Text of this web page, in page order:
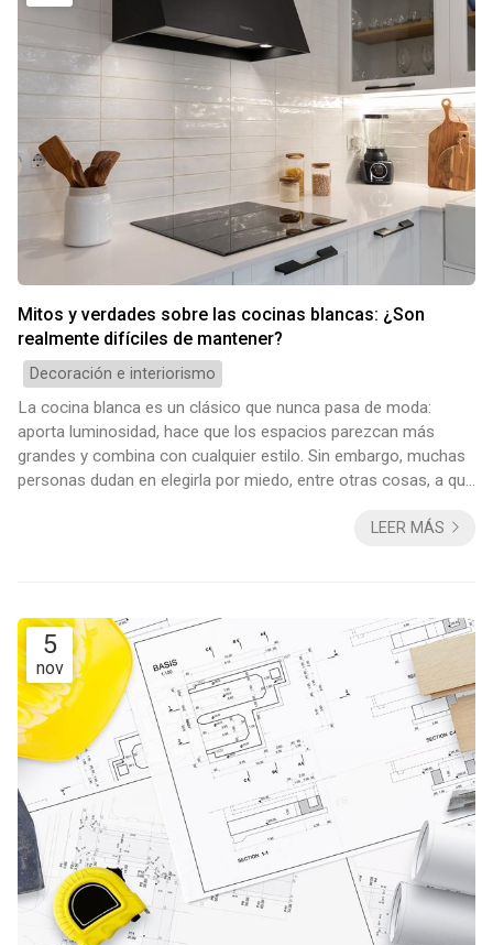
Mitos y verdades sobre las cocinas blancas: ¿Son
realmente difíciles de mantener?
Decoración e interiorismo
La cocina blanca es un clásico que nunca pasa de moda:
aporta luminosidad, hace que los espacios parezcan más
grandes y combina con cualquier estilo. Sin embargo, muchas
personas dudan en elegirla por miedo, entre otras cosas, a que
Decomar, especialistas en reformas de cocina en Vigo,
LEER MÁS
5
nov